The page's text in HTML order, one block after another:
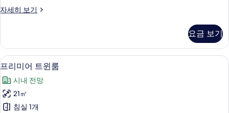
기
즈
대
개
사
진
모
자세히 보기
프
룸,
킹
사
즈
침
대
요금 보기
프
리
미
어
프리미어 트윈룸 | 미니바, 객실 내 금
3
프리미어 트윈룸
시내 전망
21㎡
침실 1개